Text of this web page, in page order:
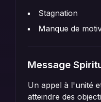
Stagnation
Manque de
Message
Un appel à l'unité
atteindre des